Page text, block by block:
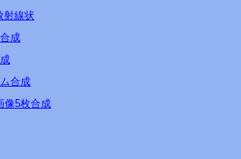
射線状
成
合成
像5枚合成